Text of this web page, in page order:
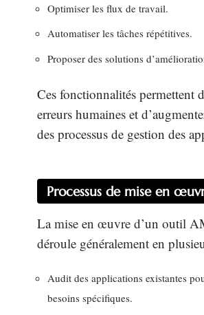
Optimiser les flux de travail.
Automatiser les tâches répétitives.
Proposer des solutions
Ces fonctionnalités permettent
erreurs humaines et
des processus de gestion des
Processus de mise en
La mise en œuvre d’un outil
déroule généralement en
Audit des applications existantes
besoins spécifiques.